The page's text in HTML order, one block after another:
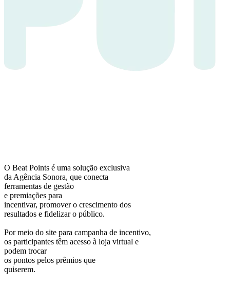
O Beat Points é uma solução exclusiva
da Agência Sonora, que conecta
ferramentas de gestão
e premiações para
incentivar, promover o crescimento dos
resultados e fidelizar o público.
Por meio do site para campanha de incentivo,
os participantes têm acesso à loja virtual e
podem trocar
os pontos pelos prêmios que
quiserem.